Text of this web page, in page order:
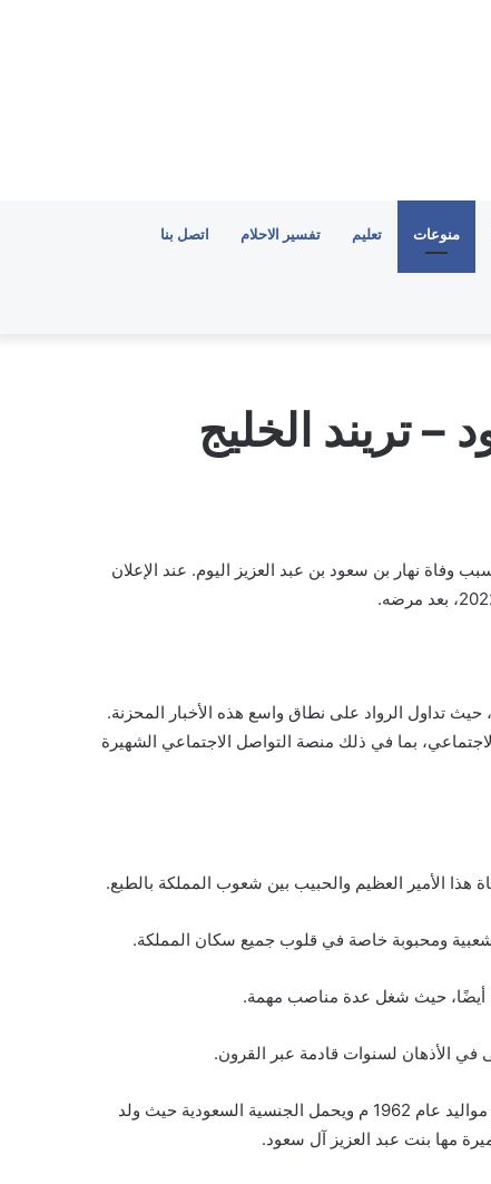
منوعات تعليم تفسير الاحلام اتصل بنا
– تريند الخليج
وفاة نهار بن سعود بن عبد العزيز اليوم. عند الإعلان
تداول الرواد على نطاق واسع هذه الأخبار المحزنة.
بما في ذلك منصة التواصل الاجتماعي الشهيرة
هذا الأمير العظيم والحبيب بين شعوب المملكة بالطبع.
شعبية ومحبوبة خاصة في قلوب جميع سكان المملكة.
أيضًا، حيث شغل عدة مناصب مهمة.
الأذهان لسنوات قادمة عبر القرون.
ولادة الأمير نهار بن سعود بن عبد العزيز يشار إلى أن نهار بن سعود من مواليد عام 1962 م ويحمل الجنسية السعودية حيث ولد